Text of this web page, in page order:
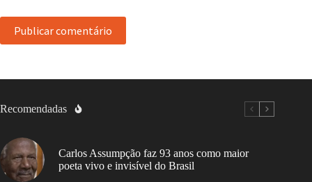
Publicar comentário
Recomendadas
Carlos Assumpção faz 93 anos como maior
poeta vivo e invisível do Brasil